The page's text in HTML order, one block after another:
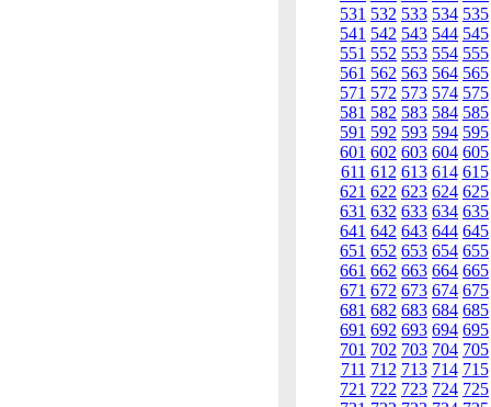
531 532 533 534 535
541 542 543 544 545
551 552 553 554 555
561 562 563 564 565
571 572 573 574 575
581 582 583 584 585
591 592 593 594 595
601 602 603 604 605
611 612 613 614 615
621 622 623 624 625
631 632 633 634 635
641 642 643 644 645
651 652 653 654 655
661 662 663 664 665
671 672 673 674 675
681 682 683 684 685
691 692 693 694 695
701 702 703 704 705
711 712 713 714 715
721 722 723 724 725